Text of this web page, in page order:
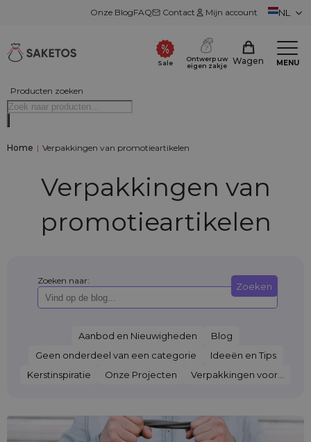
Onze BlogFAQ Contact Mijn account NL
Producten zoeken
Sale
Ontwerp uw
eigen zakje
Wagen MENU
Home | Verpakkingen van promotieartikelen
Verpakkingen van
promotieartikelen
Zoeken naar: Zoeken
Aanbod en Nieuwigheden
Blog
Geen onderdeel van een categorie
Ideeën en Tips
Kerstinspiratie
Onze Projecten Verpakkingen voor...